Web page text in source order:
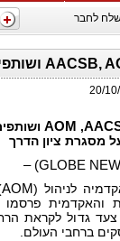
לחבר
20/
,
AOM
מסגרת ציון הדרך
לניהול (AOM
והאקדמית
גדול לקראת
ברחבי העולם.